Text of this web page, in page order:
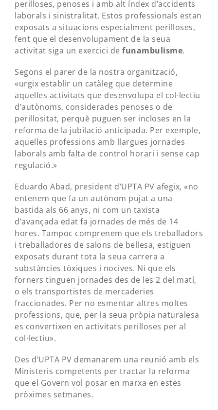
perilloses, penoses i amb alt índex d’accidents
laborals i sinistralitat. Estos professionals estan
exposats a situacions especialment perilloses,
fent que el desenvolupament de la seua
activitat siga un exercici de funambulisme.
Segons el parer de la nostra organització,
«urgix establir un catàleg que determine
aquelles activitats que desenvolupa el col·lectiu
d’autònoms, considerades penoses o de
perillositat, perquè puguen ser incloses en la
reforma de la jubilació anticipada. Per exemple,
aquelles professions amb llargues jornades
laborals amb falta de control horari i sense cap
regulació.»
Eduardo Abad, president d’UPTA PV afegix, «no
entenem que fa un autònom pujat a una
bastida als 66 anys, ni com un taxista
d’avançada edat fa jornades de més de 14
hores. Tampoc comprenem que els treballadors
i treballadores de salons de bellesa, estiguen
exposats durant tota la seua carrera a
substàncies tòxiques i nocives. Ni que els
forners tinguen jornades des de les 2 del matí,
o els transportistes de mercaderies
fraccionades. Per no esmentar altres moltes
professions, que, per la seua pròpia naturalesa
es convertixen en activitats perilloses per al
col·lectiu».
Des d’UPTA PV demanarem una reunió amb els
Ministeris competents per tractar la reforma
que el Govern vol posar en marxa en estes
pròximes setmanes.